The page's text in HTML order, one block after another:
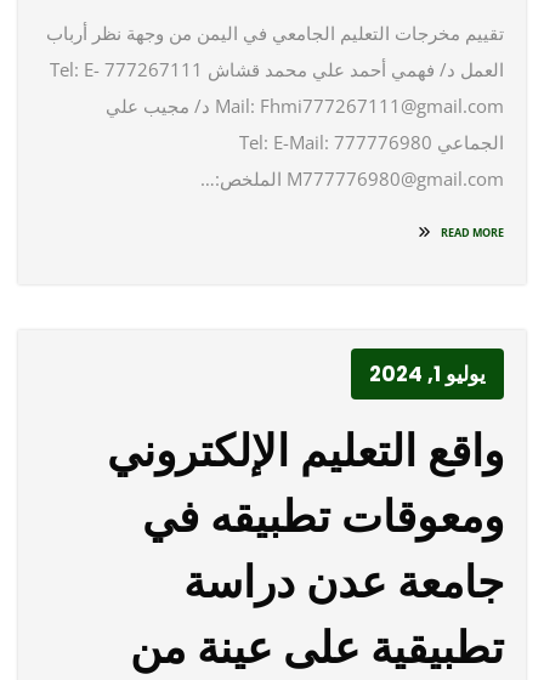
تقييم مخرجات التعليم الجامعي في اليمن من وجهة نظر أرباب
العمل د/ فهمي أحمد علي محمد قشاش 777267111 Tel: E-
Mail: Fhmi777267111@gmail.com د/ مجيب علي
الجماعي 777776980 Tel: E-Mail:
M777776980@gmail.com الملخص:…
READ MORE
يوليو 1, 2024
واقع التعليم الإلكتروني
ومعوقات تطبيقه في
جامعة عدن دراسة
تطبيقية على عينة من